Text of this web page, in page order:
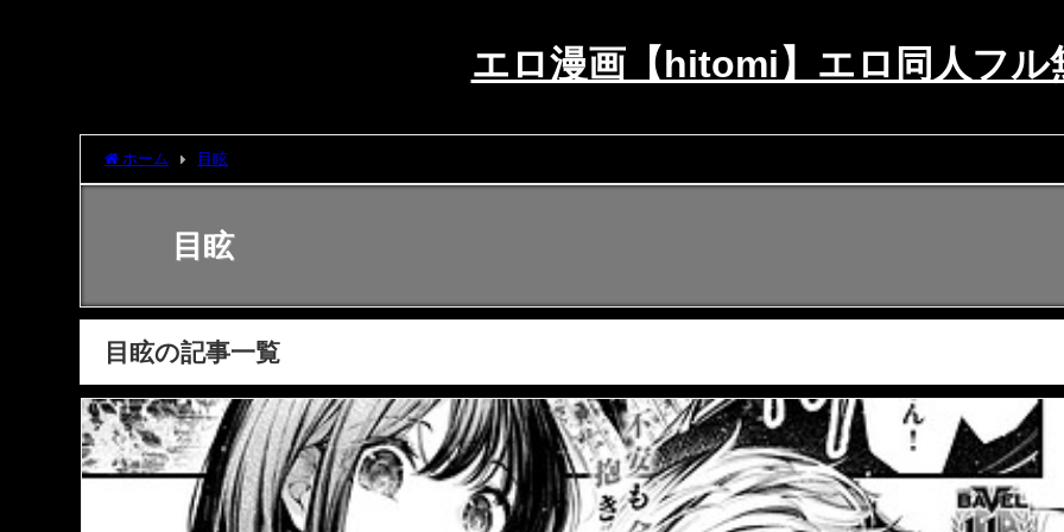
エロ漫画【hitomi】エロ同人フル
ホーム 目眩
目眩
目眩の記事一覧